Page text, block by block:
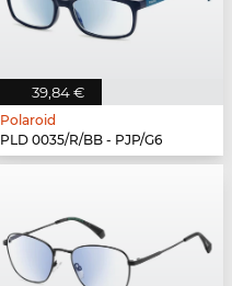
39,84 €
Polaroid
PLD 0035/R/BB - PJP/G6